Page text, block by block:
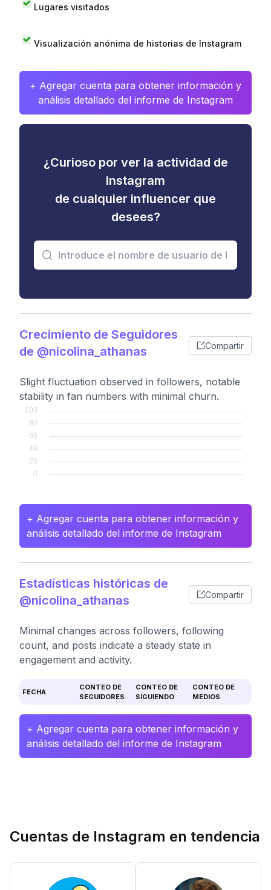
Lugares visitados
Visualización anónima de historias de Instagram
+ Agregar cuenta para obtener información y
análisis detallado del informe de Instagram
¿Curioso por ver la actividad de
Instagram
de cualquier influencer que
desees?
Crecimiento de Seguidores
de @nicolina_athanas
Compartir
Slight fluctuation observed in followers, notable
stability in fan numbers with minimal churn.
+ Agregar cuenta para obtener información y
análisis detallado del informe de Instagram
Estadísticas históricas de
@nicolina_athanas
Compartir
Minimal changes across followers, following
count, and posts indicate a steady state in
engagement and activity.
FECHA
CONTEO DE
SEGUIDORES
CONTEO DE
SIGUIENDO
CONTEO DE
MEDIOS
+ Agregar cuenta para obtener información y
análisis detallado del informe de Instagram
Cuentas de Instagram en tendencia